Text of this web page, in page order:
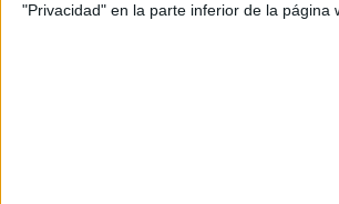
"Privacidad" en la parte inferior de la página